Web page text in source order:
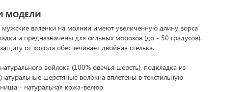
МОДЕЛИ
валенки на молнии имеют увеличенную длину ворса
и предназначены для сильных морозов (до - 50 градусов).
от холода обеспечивает двойная стелька.
войлока (100% овечья шерсть), подкладка из
шерстяные волокна вплетены в текстильную
- натуральная кожа-велюр.